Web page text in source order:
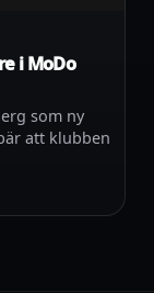
i MoDo
som ny
att klubben